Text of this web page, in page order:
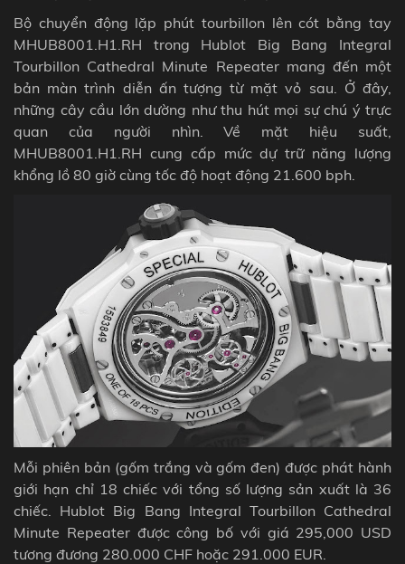
Bộ chuyển động lặp phút tourbillon lên cót bằng tay
MHUB8001.H1.RH trong Hublot Big Bang Integral
Tourbillon Cathedral Minute Repeater mang đến một
bản màn trình diễn ấn tượng từ mặt vỏ sau. Ở đây,
những cây cầu lớn dường như thu hút mọi sự chú ý trực
quan của người nhìn. Về mặt hiệu suất,
MHUB8001.H1.RH cung cấp mức dự trữ năng lượng
khổng lồ 80 giờ cùng tốc độ hoạt động 21.600 bph.
Mỗi phiên bản (gốm trắng và gốm đen) được phát hành
giới hạn chỉ 18 chiếc với tổng số lượng sản xuất là 36
chiếc. Hublot Big Bang Integral Tourbillon Cathedral
Minute Repeater được công bố với giá 295,000 USD
tương đương 280.000 CHF hoặc 291.000 EUR.